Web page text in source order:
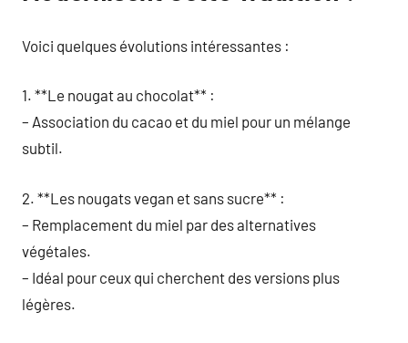
Voici quelques évolutions intéressantes :
1. **Le nougat au chocolat** :
– Association du cacao et du miel pour un mélange
subtil.
2. **Les nougats vegan et sans sucre** :
– Remplacement du miel par des alternatives
végétales.
– Idéal pour ceux qui cherchent des versions plus
légères.